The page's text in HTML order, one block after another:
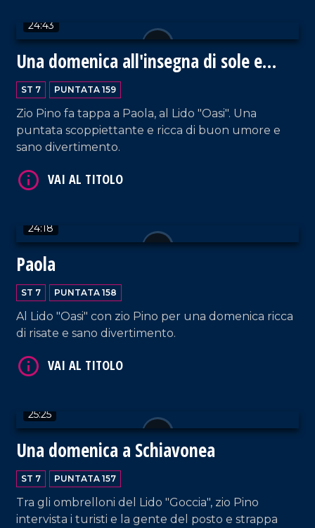
24:43
Una domenica all'insegna di sole e
mare
ST 7 PUNTATA 159
Zio Pino fa tappa a Paola, al Lido "Oasi". Una
puntata scoppiettante e ricca di buon umore e
sano divertimento.
24:18
Paola
ST 7 PUNTATA 158
Al Lido "Oasi" con zio Pino per una domenica ricca
di risate e sano divertimento.
25:25
Una domenica a Schiavonea
ST 7 PUNTATA 157
Tra gli ombrelloni del Lido "Goccia", zio Pino
intervista i turisti e la gente del posto e strappa
VAI AL TITOLO
VAI AL TITOLO
VAI AL TITOLO